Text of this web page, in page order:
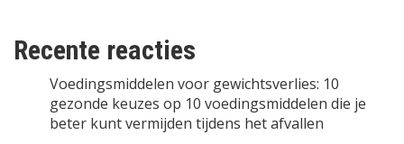
Recente reacties
Voedingsmiddelen voor gewichtsverlies: 10
gezonde keuzes op 10 voedingsmiddelen die je
beter kunt vermijden tijdens het afvallen